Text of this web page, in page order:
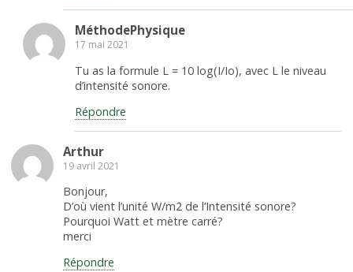
MéthodePhysique
17 mai 2021
Tu as la formule L = 10 log(I/Io), avec L le niveau
d’intensité sonore.
Répondre
Arthur
19 avril 2021
Bonjour,
D’où vient l’unité W/m2 de l’Intensité sonore?
Pourquoi Watt et mètre carré?
merci
Répondre